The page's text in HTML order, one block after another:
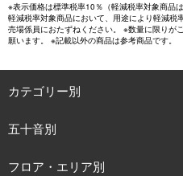
※表示価格は標準税率10％（軽減税率対象商品
軽減税率対象商品において、用途により軽減税
売場係員におたずねください。 ※数量に限りが
願います。 ※記載以外の商品は参考商品です。
カテゴリー別
五十音別
フロア・エリア別